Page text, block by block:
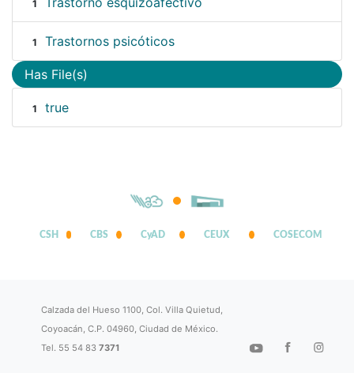
1
1 Trastornos psicóticos
Has File(s)
1 true
CSH CBS CyAD CEUX COSECOM
Calzada del Hueso 1100, Col. Villa Quietud,
Coyoacán, C.P. 04960, Ciudad de México.
Tel. 55 54 837371